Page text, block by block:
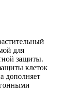
для
защиты.
клеток
дополняет